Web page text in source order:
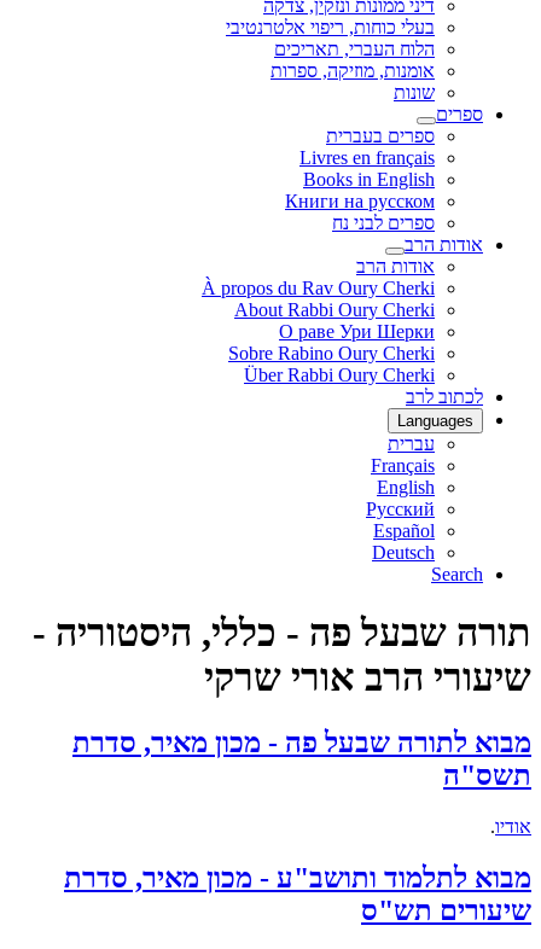
דיני ממונות ונזקין, צדקה
בעלי כוחות, ריפוי אלטרנטיבי
הלוח העברי, תאריכים
אומנות, מוזיקה, ספרות
שונות
ספרים
ספרים בעברית
Livres en français
Books in English
Книги на русском
ספרים לבני נח
אודות הרב
אודות הרב
À propos du Rav Oury Cherki
About Rabbi Oury Cherki
О раве Ури Шерки
Sobre Rabino Oury Cherki
Über Rabbi Oury Cherki
לכתוב לרב
Languages
עברית
Français
English
Русский
Español
Deutsch
Search
תורה שבעל פה - כללי, היסטוריה -
שיעורי הרב אורי שרקי
מבוא לתורה שבעל פה - מכון מאיר, סדרת
תשס"ה
אודיו.
מבוא לתלמוד ותושב"ע - מכון מאיר, סדרת
שיעורים תש"ס